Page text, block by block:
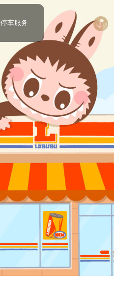
停车服务